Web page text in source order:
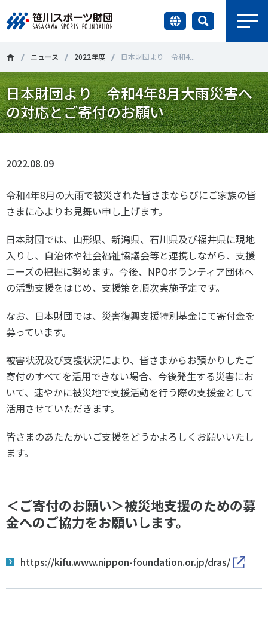
財団情報
研究員紹介
調査・研究
国際情報
ニュース
お問い合わせ・お申し込み
個人情報保護方針
ソーシャルメディア運営方針
＃誰が子どものスポーツをささえるのか ＃部活動
＃アクティブなまちづくり ＃日本人の身体活動と健康寿命
＃障害者スポーツ
調査・研究
スポーツライフ・データ
スポーツ白書
政策提言
子どものスポーツ
スポーツによるまちづくり
スポーツ・ガバナンス
スポーツボランティア
健康とスポーツ
自治体との連携
スポーツ振興団体との連携
ニュース 2022年度 日本財団より 令和4...
日本財団より 令和4年8月大雨災害へ
の対応とご寄付のお願い
2022.08.09
令和4年8月の大雨で被災された皆さまならびにご家族の皆
さまに心よりお見舞い申し上げます。
日本財団では、山形県、新潟県、石川県及び福井県に現地
入りし、自治体や社会福祉協議会等と連携しながら、支援
ニーズの把握に努めます。今後、NPOボランティア団体へ
の活動支援をはじめ、支援策を順次実施予定です。
なお、日本財団では、災害復興支援特別基金にて寄付金を
募っています。
被害状況及び支援状況により、皆さまからお預かりしたご
寄付のすべてを活用できない場合、今後発生する災害にお
いて、速やかに被災地で支援活動を行う際の支援金として
活用させていただきます。
皆さまのあたたかいご支援をどうかよろしくお願いいたし
ます。
＜ご寄付のお願い＞被災地支援のための募
金へのご協力をお願いします。
https://kifu.www.nippon-foundation.or.jp/dras/